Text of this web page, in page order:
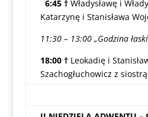
6:45 † Władysławę i
Katarzynę i Stanisława
11:30 – 13:00 „Godzina
18:00 † Leokadię i
Szachogłuchowicz z